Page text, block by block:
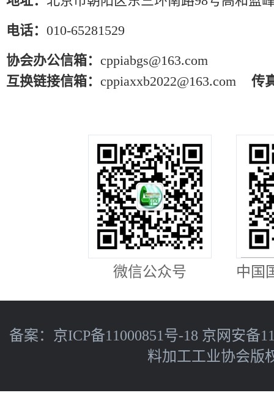
电话： 010-65281529
协会办公信箱： cppiabgs@163.com
互换链接信箱： cppiaxxb2022@163.com 传
微信公众号 中国
备案： 京ICP备11000851号-18 京网安备
料加工工业协会版